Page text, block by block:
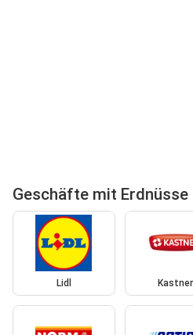
Geschäfte mit
Lidl Kastner